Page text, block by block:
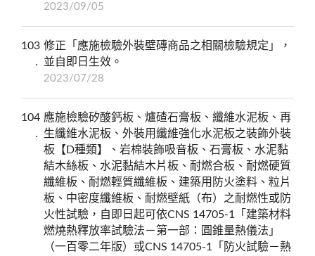
2023/09/05
103 修正「應施檢驗外裝壁磚商品之相關檢驗規定」，
並自即日生效。
2023/07/28
104 應施檢驗矽酸鈣板、爐碴石膏板、纖維水泥板、再
生纖維水泥板、外裝用纖維強化水泥板之裝飾外裝
板【D種類】、岩棉裝飾吸音板、石膏板、水泥黏
結木絲板、水泥黏結木片板、耐燃合板、耐燃硬質
纖維板、耐燃輕質纖維板、建築用防火塗料、粒片
板、中密度纖維板、耐燃壁紙（布）之耐燃性或防
火性試驗，自即日起可依CNS 14705-1「建築材料
燃燒熱釋放率試驗法－第一部：圓錐量熱儀法」
（一百零二年版）或CNS 14705-1「防火試驗－熱